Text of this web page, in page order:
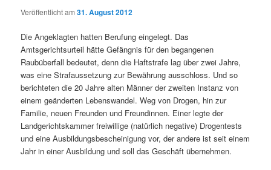
Veröffentlicht am31. August 2012
Die Angeklagten hatten Berufung eingelegt. Das
Amtsgerichtsurteil hätte Gefängnis für den begangenen
Raubüberfall bedeutet, denn die Haftstrafe lag über zwei Jahre,
was eine Strafaussetzung zur Bewährung ausschloss. Und so
berichteten die 20 Jahre alten Männer der zweiten Instanz von
einem geänderten Lebenswandel. Weg von Drogen, hin zur
Familie, neuen Freunden und Freundinnen. Einer legte der
Landgerichtskammer freiwillige (natürlich negative) Drogentests
und eine Ausbildungsbescheinigung vor, der andere ist seit einem
Jahr in einer Ausbildung und soll das Geschäft übernehmen.